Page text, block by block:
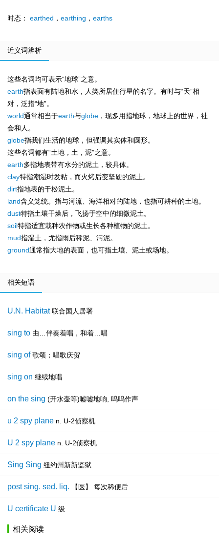
时态： earthed ， earthing ， earths
近义词辨析
这些名词均可表示“地球”之意。
earth指表面有陆地和水，人类所居住行星的名字。有时与“天”相
对，泛指“地”。
world通常相当于earth与globe ，现多用指地球，地球上的世界，社
会和人。
globe指我们生活的地球，但强调其实体和圆形。
这些名词都有“土地，土，泥”之意。
earth多指地表带有水分的泥土，较具体。
clay特指潮湿时发粘，而火烤后变坚硬的泥土。
dirt指地表的干松泥土。
land含义笼统。指与河流、海洋相对的陆地，也指可耕种的土地。
dust特指土壤干燥后，飞扬于空中的细微泥土。
soil特指适宜栽种农作物或生长各种植物的泥土。
mud指湿土，尤指雨后稀泥、污泥。
ground通常指大地的表面，也可指土壤、泥土或场地。
相关短语
U.N. Habitat 联合国人居署
sing to 由…伴奏着唱，和着…唱
sing of 歌颂；唱歌庆贺
sing on 继续地唱
on the sing (开水壶等)嘘嘘地响, 呜呜作声
u 2 spy plane n. U-2侦察机
U 2 spy plane n. U-2侦察机
Sing Sing 纽约州新新监狱
post sing. sed. liq. 【医】 每次稀便后
U certificate U 级
相关阅读